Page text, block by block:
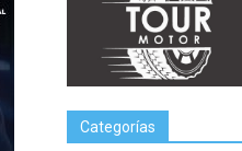
Categorías